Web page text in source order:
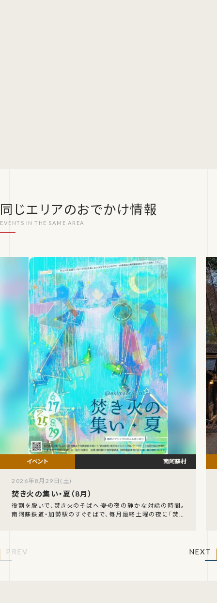
同じエリアのおでかけ情報
焚き火の集い・夏（8月）
役割を脱いで、焚き火のそばへ――夏の夜の静かな対話の時間。
南阿蘇鉄道・加勢駅のすぐそばで、毎月最終土曜の夜に「焚き
南阿蘇村
2026年8月29日(土)
PREV NEXT